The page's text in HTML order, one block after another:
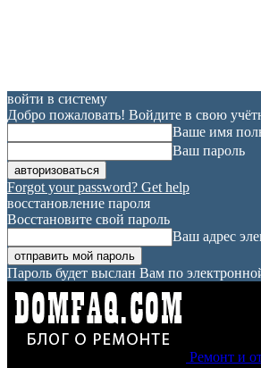
войти в систему
Добро пожаловать! Войдите в свою
Ваше имя
Ваш пароль
Forgot your password? Get help
восстановление пароля
Восстановите свой пароль
Ваш адрес
Пароль будет выслан Вам по
Ремонт и